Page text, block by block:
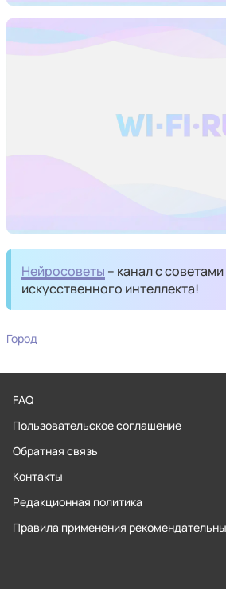
Нейросоветы – канал с
искусственного интеллекта!
Город
FAQ
Пользовательское соглашение
Обратная связь
Контакты
Редакционная политика
Правила применения